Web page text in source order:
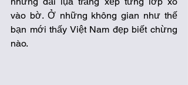
vào bờ. Ở những không gian như thế
bạn mới thấy Việt Nam đẹp biết chừng
nào.